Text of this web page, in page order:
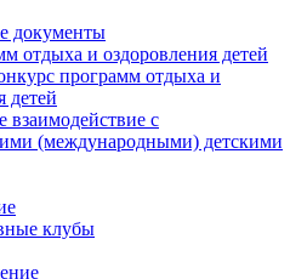
документы
отдыха и оздоровления детей
программ отдыха и
детей
взаимодействие с
(международными) детскими
клубы